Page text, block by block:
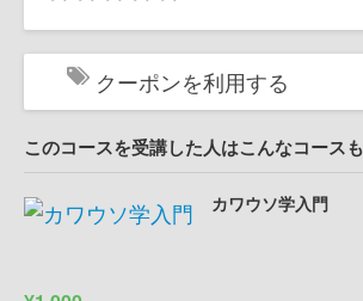
クーポンを利用する
このコースを受講した人はこんなコース
カワウソ学入門